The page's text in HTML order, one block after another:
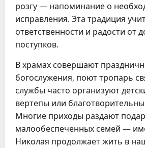
розгу — напоминание о
исправления. Эта традиция
ответственности и радости от
поступков.
В храмах совершают
богослужения, поют тропарь
службы часто организуют
вертепы или
Многие приходы раздают
малообеспеченных семей —
Николая продолжает жить в